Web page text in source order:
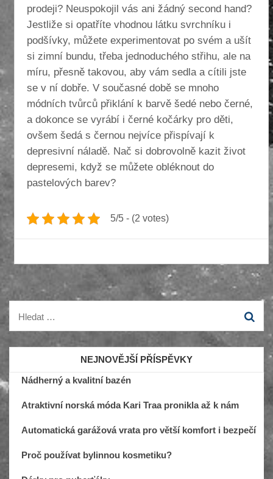
prodeji? Neuspokojil vás ani žádný second hand?
Jestliže si opatříte vhodnou látku svrchníku i
podšívky, můžete experimentovat po svém a ušít
si zimní bundu, třeba jednoduchého střihu, ale na
míru, přesně takovou, aby vám sedla a cítili jste
se v ní dobře. V současné době se mnoho
módních tvůrců přiklání k barvě šedé nebo černé,
a dokonce se vyrábí i černé kočárky pro děti,
ovšem šedá s černou nejvíce přispívají k
depresivní náladě. Nač si dobrovolně kazit život
depresemi, když se můžete obléknout do
pastelových barev?
5/5 - (2 votes)
Vyhledávání
NEJNOVĚJŠÍ PŘÍSPĚVKY
Nádherný a kvalitní bazén
Atraktivní norská móda Kari Traa pronikla až k nám
Automatická garážová vrata pro větší komfort i bezpečí
Proč používat bylinnou kosmetiku?